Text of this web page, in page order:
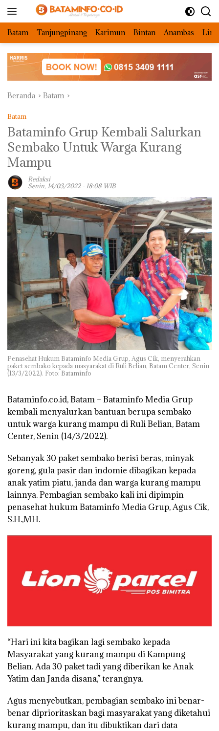
Batam Tanjungpinang Karimun Bintan Anambas
Beranda Batam
Batam
Bataminfo Grup Kembali Salurkan
Sembako Untuk Warga Kurang
Mampu
Redaksi
Senin, 14/03/2022 - 18:08 WIB
Penasehat Hukum Bataminfo Media Grup, Agus Cik, menyerahkan
paket sembako kepada masyarakat di Ruli Belian, Batam Center, Senin
(13/3/2022). Foto: Bataminfo
Bataminfo.co.id, Batam – Bataminfo Media Grup
kembali menyalurkan bantuan berupa sembako
untuk warga kurang mampu di Ruli Belian, Batam
Center, Senin (14/3/2022).
Sebanyak 30 paket sembako berisi beras, minyak
goreng, gula pasir dan indomie dibagikan kepada
anak yatim piatu, janda dan warga kurang mampu
lainnya. Pembagian sembako kali ini dipimpin
penasehat hukum Bataminfo Media Grup, Agus Cik,
S.H.,MH.
“Hari ini kita bagikan lagi sembako kepada
Masyarakat yang kurang mampu di Kampung
Belian. Ada 30 paket tadi yang diberikan ke Anak
Yatim dan Janda disana,” terangnya.
Agus menyebutkan, pembagian sembako ini benar-
benar diprioritaskan bagi masyarakat yang diketahui
kurang mampu, dan itu dibuktikan dari data